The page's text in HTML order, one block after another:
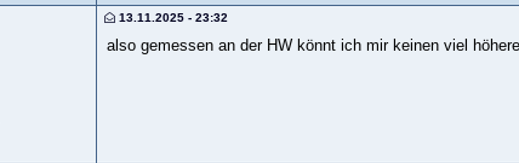
13.11.2025 - 23:32
also gemessen an der HW könnt ich mir keinen viel